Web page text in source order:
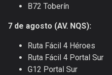
B72 Toberín
7 de agosto (AV. NQS):
Ruta Fácil 4 Héroes
Ruta Fácil 4 Portal Sur
G12 Portal Sur